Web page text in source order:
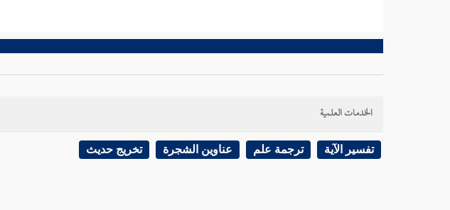
الخدمات العلمية
تفسير الآية ترجمة علم عناوين الشجرة تخريج حديث